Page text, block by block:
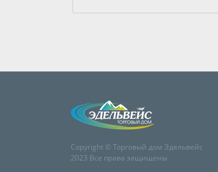
Copyright © Торговый дом Эдельвейс
2023 Все права защищены